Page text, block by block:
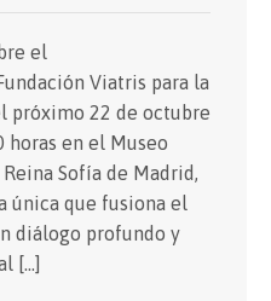
el
Viatris para la
próximo 22 de octubre
horas en el Museo
Sofía de Madrid,
única que fusiona el
diálogo profundo y
[…]